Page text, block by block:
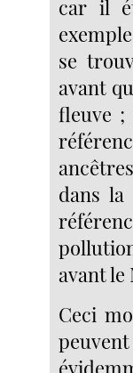
car il
se
avant
fleuve ;
dans
avant le
Ceci